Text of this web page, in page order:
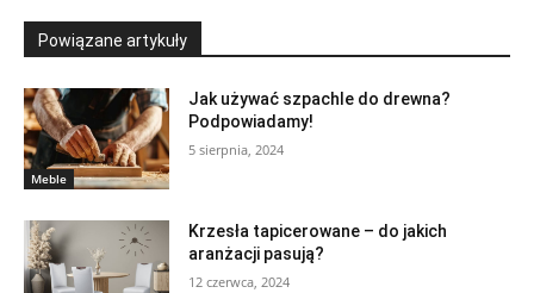
Powiązane artykuły
Meble
Jak używać szpachle do drewna?
Podpowiadamy!
5 sierpnia, 2024
Krzesła tapicerowane – do jakich
aranżacji pasują?
12 czerwca, 2024